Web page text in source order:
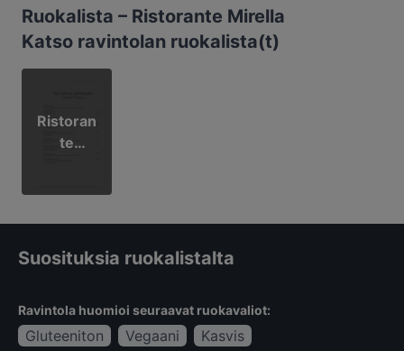
Ruokalista – Ristorante Mirella
Katso ravintolan ruokalista(t)
Ristoran
te
Suosituksia ruokalistalta
Ravintola huomioi seuraavat ruokavaliot:
Gluteeniton Vegaani Kasvis